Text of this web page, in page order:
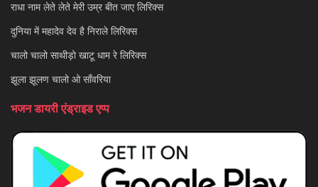
राधा नाम लेते लेते मेरी उम्र बीत जाए लिरिक्स
दुनिया में महादेव देव है निराले लिरिक्स
चालो चालो साथीड़ो खाटू धाम रे लिरिक्स
झूला झूलण चालो ओ साँवरिया
भजन डायरी एंड्राइड एप्प